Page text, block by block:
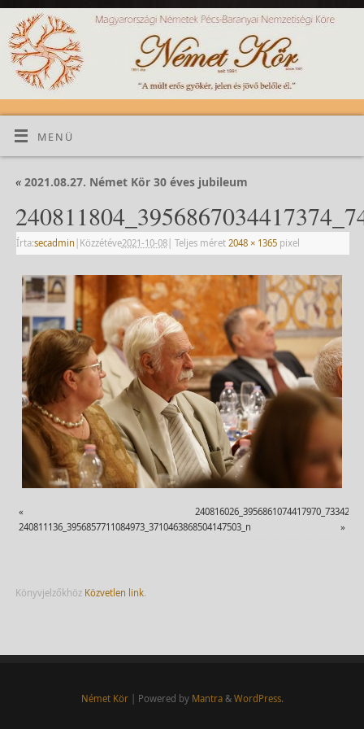
MENÜ
«2021.08.27. Német Kör 30 éves jubileum
Írta:secadmin | Közzétéve2021-10-08| Teljes méret 2048 × 1365pixel
«
240811136_3956857711084973_3710463868504147503_n
»
Könyvjelzőkhöz Közvetlen link.
Német Kör| Powered by Mantra& WordPress.